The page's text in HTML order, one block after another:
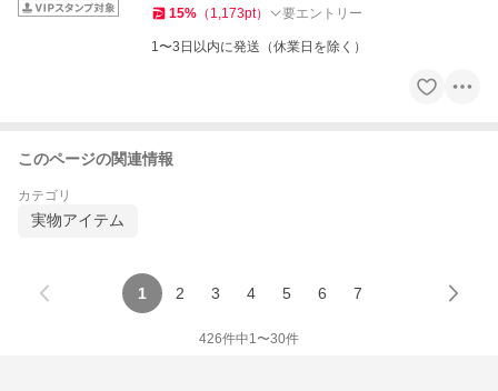
15% （ 1,173pt） 要エントリー
1〜3日以内に発送（休業日を除く）
このページの関連情報
カテゴリ
実物アイテム
1 2 3 4 5 6 7
426件中1〜30件